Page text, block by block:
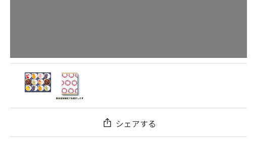
シェアする